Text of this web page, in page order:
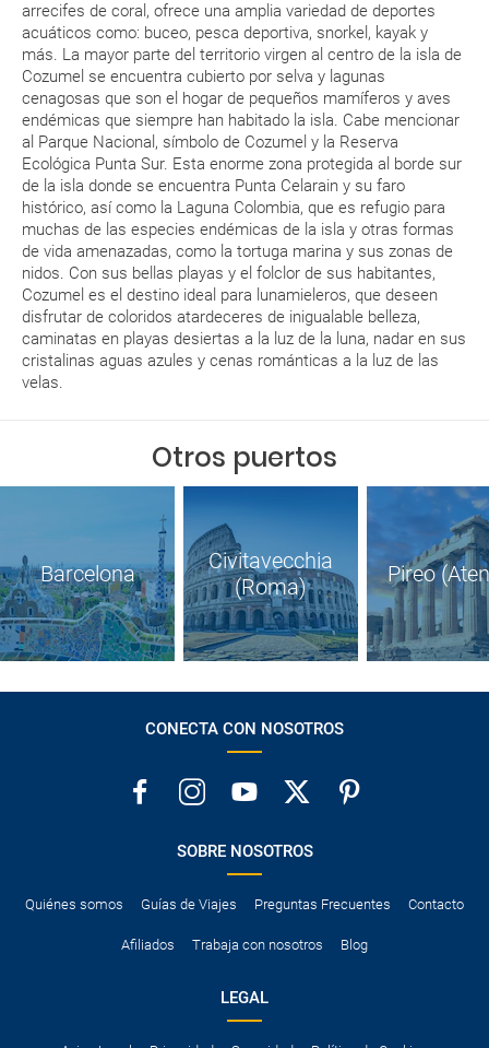
arrecifes de coral, ofrece una amplia variedad de deportes
acuáticos como: buceo, pesca deportiva, snorkel, kayak y
más. La mayor parte del territorio virgen al centro de la isla de
Cozumel se encuentra cubierto por selva y lagunas
cenagosas que son el hogar de pequeños mamíferos y aves
endémicas que siempre han habitado la isla. Cabe mencionar
al Parque Nacional, símbolo de Cozumel y la Reserva
Ecológica Punta Sur. Esta enorme zona protegida al borde sur
de la isla donde se encuentra Punta Celarain y su faro
histórico, así como la Laguna Colombia, que es refugio para
muchas de las especies endémicas de la isla y otras formas
de vida amenazadas, como la tortuga marina y sus zonas de
nidos. Con sus bellas playas y el folclor de sus habitantes,
Cozumel es el destino ideal para lunamieleros, que deseen
disfrutar de coloridos atardeceres de inigualable belleza,
caminatas en playas desiertas a la luz de la luna, nadar en sus
cristalinas aguas azules y cenas románticas a la luz de las
velas.
Otros puertos
Barcelona
Civitavecchia
(Roma)
Pireo
CONECTA CON NOSOTROS
SOBRE NOSOTROS
Quiénes somos Guías de Viajes Preguntas Frecuentes Contacto
Afiliados Trabaja con nosotros Blog
LEGAL